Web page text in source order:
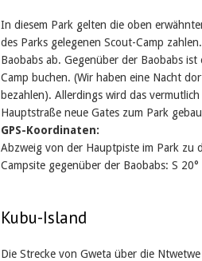
In diesem Park gelten die oben
des Parks gelegenen Scout-Camp
Baobabs ab. Gegenüber der Baobabs
Camp buchen. (Wir haben eine Nacht
bezahlen). Allerdings wird das
Hauptstraße neue Gates zum Park
GPS-Koordinaten:
Abzweig von der Hauptpiste im Park zu
Campsite gegenüber der Baobabs: S 20°
Kubu-Island
Die Strecke von Gweta über die